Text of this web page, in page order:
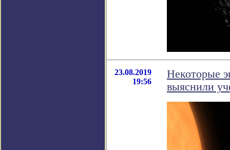
23.08.2019
19:56
Некоторые
выяснили